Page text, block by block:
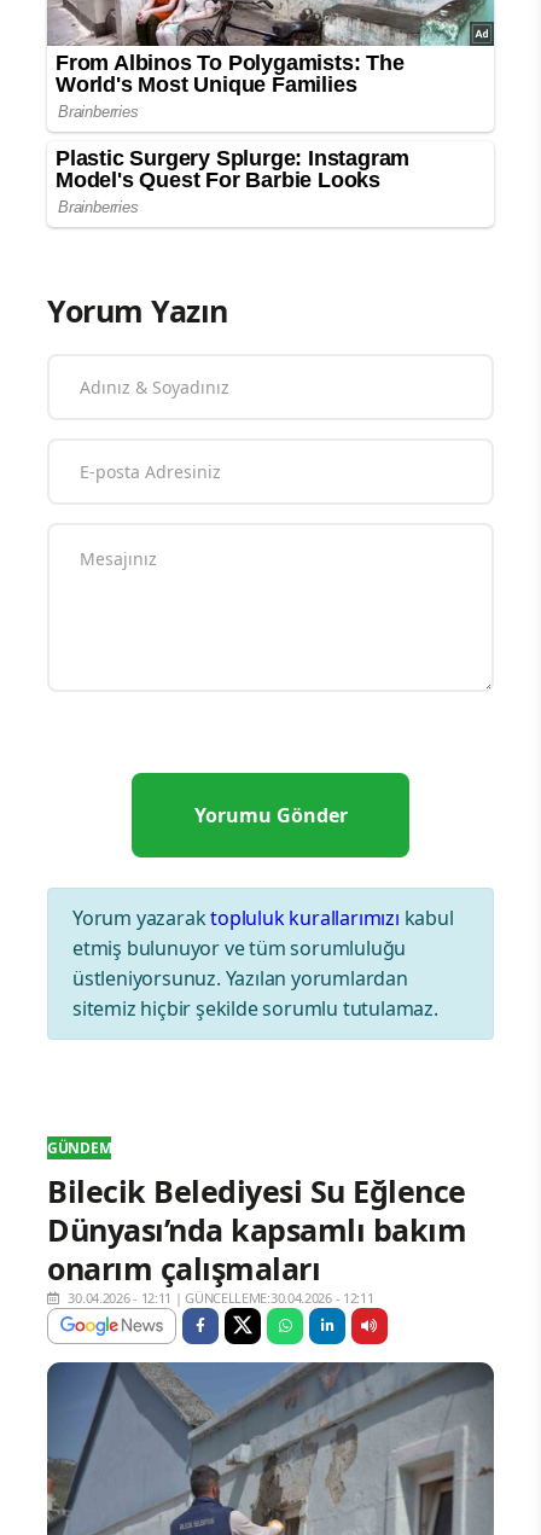
Yorum Yazın
Yorum yazaraktopluluk kurallarımızı kabul
etmiş bulunuyor ve tüm sorumluluğu
üstleniyorsunuz. Yazılan yorumlardan
sitemiz hiçbir şekilde sorumlu tutulamaz.
GÜNDEM
Bilecik Belediyesi Su Eğlence
Dünyası’nda kapsamlı bakım
onarım çalışmaları
30.04.2026 - 12:11 |GÜNCELLEME:30.04.2026 - 12:11